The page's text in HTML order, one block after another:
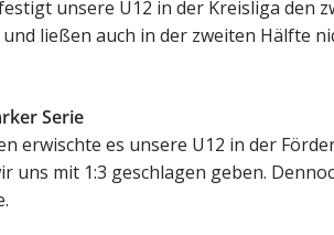
unsere U12 in der Kreisliga den
ließen auch in der zweiten Hälfte
Serie
erwischte es unsere U12 in der
uns mit 1:3 geschlagen geben.